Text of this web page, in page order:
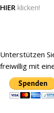
HIER klicken!
Unterstützen
freiwillig mit